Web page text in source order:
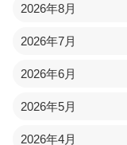
2026年8月
2026年7月
2026年6月
2026年5月
2026年4月